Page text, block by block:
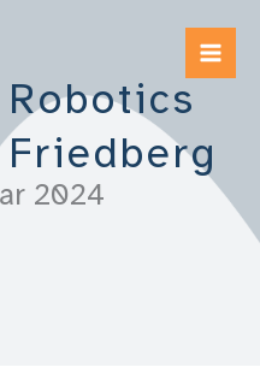
2024